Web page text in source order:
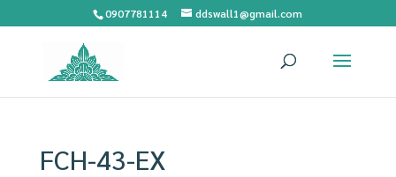
0907781114 ddswall1@gmail.com
FCH-43-EX